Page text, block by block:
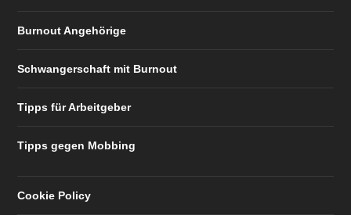
Burnout Angehörige
Schwangerschaft mit Burnout
Tipps für Arbeitgeber
Tipps gegen Mobbing
Cookie Policy